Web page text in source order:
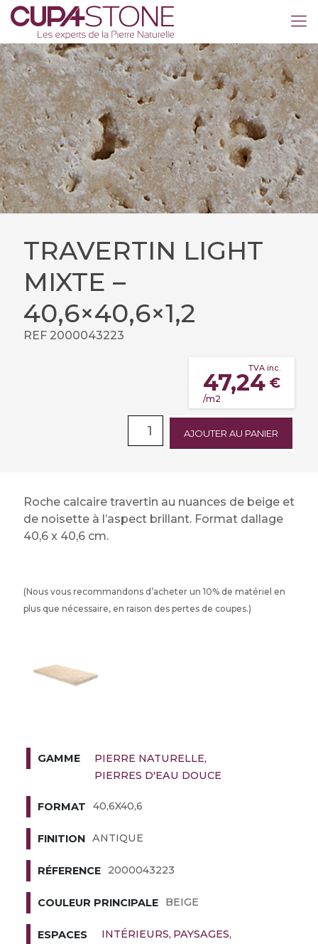
TRAVERTIN LIGHT
MIXTE –
40,6×40,6×1,2
REF 2000043223
47,24 €
TVA inc.
/m2
AJOUTER AU PANIER
Roche calcaire travertin au nuances de beige et
de noisette à l’aspect brillant. Format dallage
40,6 x 40,6 cm.
(Nous vous recommandons d’acheter un 10% de matériel en
plus que nécessaire, en raison des pertes de coupes.)
GAMME
PIERRE NATURELLE
PIERRES D'EAU DOUCE
FORMAT 40,6X40,6
FINITION ANTIQUE
RÉFERENCE 2000043223
COULEUR PRINCIPALE BEIGE
ESPACES INTÉRIEURS PAYSAGES